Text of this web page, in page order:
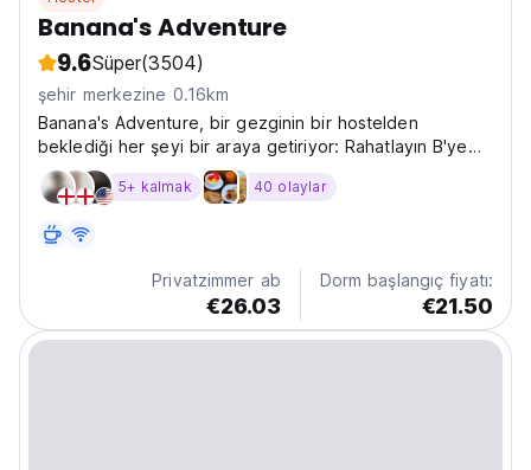
Banana's Adventure
9.6Süper(3504)
şehir merkezine 0.16km
Banana's Adventure, bir gezginin bir hostelden
beklediği her şeyi bir araya getiriyor: Rahatlayın B'ye
tekme
5+ kalmak 40 olaylar
Privatzimmer ab
€26.03
Dorm başlangıç fiyatı:
€21.50